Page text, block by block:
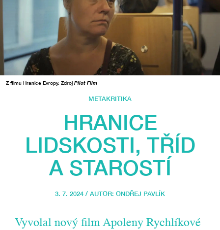
Z filmu Hranice Evropy. Zdroj Pilot Film
METAKRITIKA
HRANICE
LIDSKOSTI, TŘÍD
A STAROSTÍ
3. 7. 2024 / AUTOR: ONDŘEJ PAVLÍK
Vyvolal nový film Apoleny Rychlíkové